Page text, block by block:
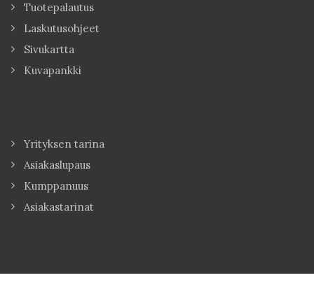
Tuotepalautus
Laskutusohjeet
Sivukartta
Kuvapankki
Yrityksen tarina
Asiakaslupaus
Kumppanuus
Asiakastarinat